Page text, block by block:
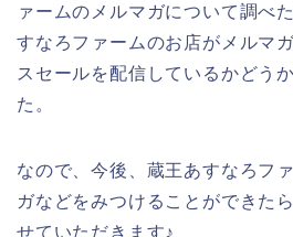
ァームのメルマガについて調べ
すなろファームのお店がメルマ
スセールを配信しているかどう
た。
なので、今後、蔵王あすなろフ
ガなどをみつけることができた
せていただきます♪